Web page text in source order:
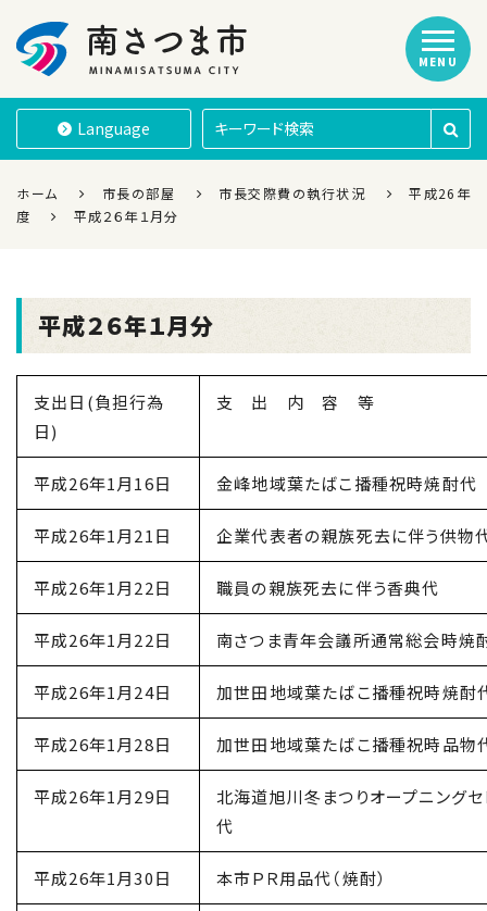
南さつま市
Language
MENU
ホーム 市長の部屋 市長交際費の執行状況
平成26年
度
平成２６年１月分
平成２６年１月分
支出日(負担行為
日)
支 出 内 容 等
平成26年1月16日 金峰地域葉たばこ播種祝時焼酎代
平成26年1月21日 企業代表者の親族死去に伴う供物
平成26年1月22日 職員の親族死去に伴う香典代
平成26年1月22日 南さつま青年会議所通常総会時焼
平成26年1月24日 加世田地域葉たばこ播種祝時焼酎
平成26年1月28日 加世田地域葉たばこ播種祝時品物
平成26年1月29日
北海道旭川冬まつりオープニング
代
平成26年1月30日 本市ＰＲ用品代（焼酎）